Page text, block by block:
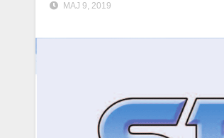
MAJ 9, 2019